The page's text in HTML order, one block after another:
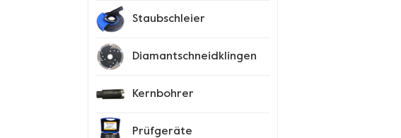
Staubschleier
Diamantschneidklingen
Kernbohrer
Prüfgeräte